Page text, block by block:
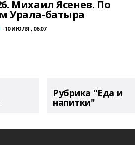
Михаил Ясенев. По
Урала-батыра
10 ИЮЛЯ , 06:07
Рубрика "Еда и
напитки"